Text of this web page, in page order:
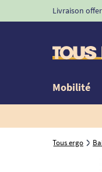
Livraison
Mobilité
Tous ergo